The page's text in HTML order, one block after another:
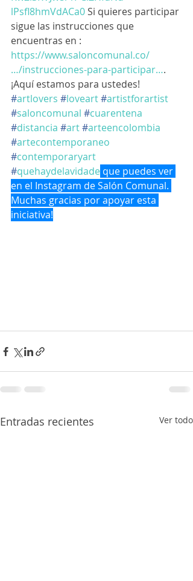
lPsfl8hmVdACa0 Si quieres participar
sigue las instrucciones que
encuentras en :
https://www.saloncomunal.co/
…/instrucciones-para-participar….
¡Aquí estamos para ustedes!
#artlovers #loveart#artistforartist
#saloncomunal #cuarentena
#distancia #art#arteencolombia
#artecontemporaneo
#contemporaryart
#quehaydelavidade que puedes ver
en el Instagram de Salón Comunal.
Muchas gracias por apoyar esta
iniciativa!
Entradas recientes Ver todo